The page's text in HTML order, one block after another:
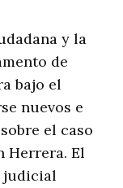
y la
de
bajo el
nuevos e
el caso
Herrera. El
judicial